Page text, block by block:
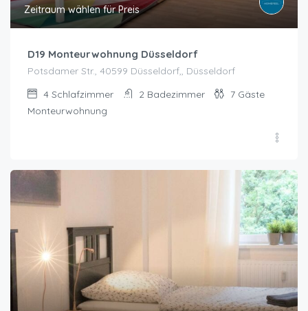
Zeitraum wählen für Preis
D19 Monteurwohnung Düsseldorf
Potsdamer Str., 40599 Düsseldorf,, Düsseldorf
4 Schlafzimmer 2 Badezimmer 7 Gäste
Monteurwohnung